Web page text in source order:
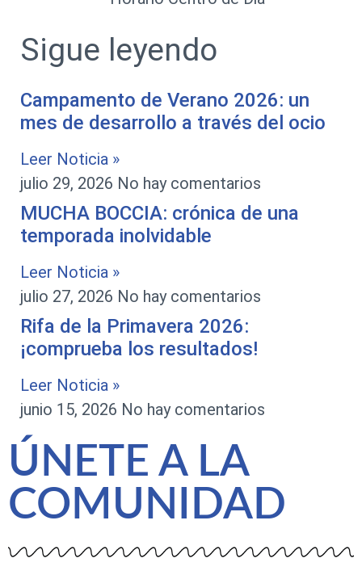
Sigue leyendo
Campamento de Verano 2026: un
mes de desarrollo a través del ocio
Leer Noticia »
julio 29, 2026 No hay comentarios
MUCHA BOCCIA: crónica de una
temporada inolvidable
Leer Noticia »
julio 27, 2026 No hay comentarios
Rifa de la Primavera 2026:
¡comprueba los resultados!
Leer Noticia »
junio 15, 2026 No hay comentarios
ÚNETE A LA
COMUNIDAD